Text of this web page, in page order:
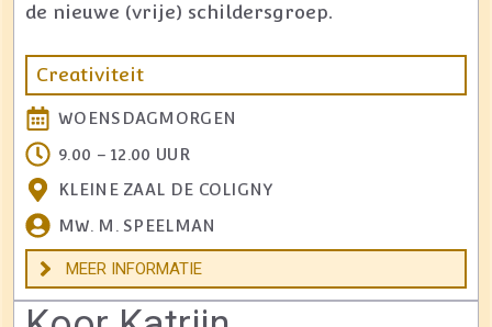
de nieuwe (vrije) schildersgroep.
Creativiteit
WOENSDAGMORGEN
9.00 – 12.00 UUR
KLEINE ZAAL DE COLIGNY
MW. M. SPEELMAN
MEER INFORMATIE